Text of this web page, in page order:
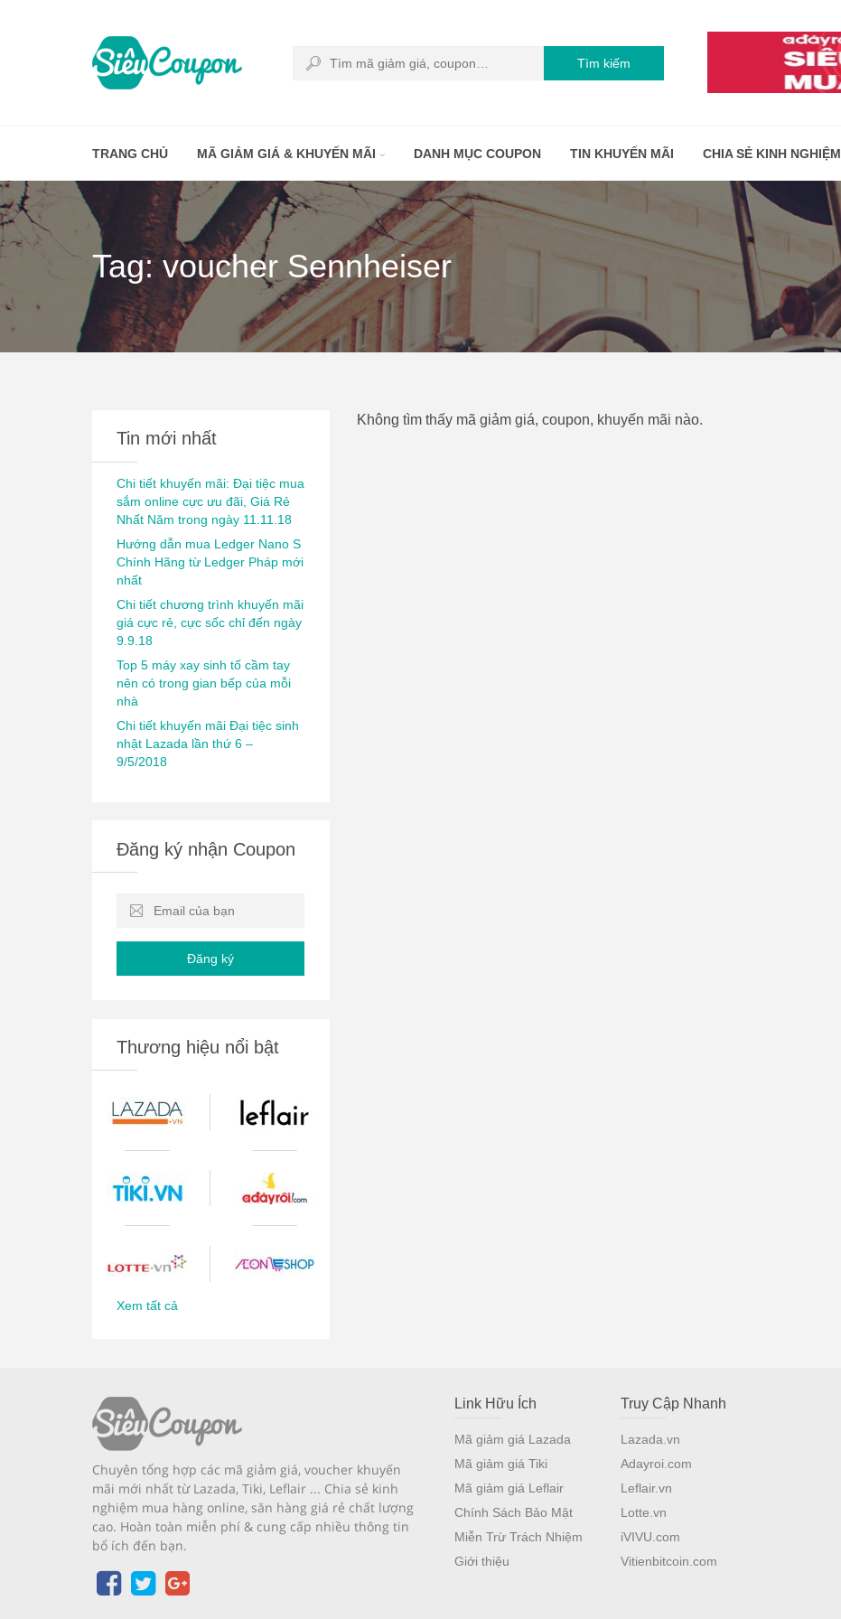
Tìm kiếm
TRANG CHỦ MÃ GIẢM GIÁ & KHUYẾN MÃI DANH MỤC COUPON TIN KHUYẾN MÃI CHIA SẺ KINH NGHIỆM
Tag: voucher Sennheiser
Tin mới nhất
Chi tiết khuyến mãi: Đại tiệc mua
sắm online cực ưu đãi, Giá Rẻ
Nhất Năm trong ngày 11.11.18
Hướng dẫn mua Ledger Nano S
Chính Hãng từ Ledger Pháp mới
nhất
Chi tiết chương trình khuyến mãi
giá cực rẻ, cực sốc chỉ đến ngày
9.9.18
Top 5 máy xay sinh tố cầm tay
nên có trong gian bếp của mỗi
nhà
Chi tiết khuyến mãi Đại tiệc sinh
nhật Lazada lần thứ 6 –
9/5/2018
Đăng ký nhận Coupon
Đăng ký
Thương hiệu nổi bật
Xem tất cả
Không tìm thấy mã giảm giá, coupon, khuyến mãi nào.
Chuyên tổng hợp các mã giảm giá, voucher khuyến
mãi mới nhất từ Lazada, Tiki, Leflair ... Chia sẻ kinh
nghiệm mua hàng online, săn hàng giá rẻ chất lượng
cao. Hoàn toàn miễn phí & cung cấp nhiều thông tin
bổ ích đến bạn.
Link Hữu Ích
Mã giảm giá Lazada
Mã giảm giá Tiki
Mã giảm giá Leflair
Chính Sách Bảo Mật
Miễn Trừ Trách Nhiệm
Giới thiệu
Truy Cập Nhanh
Lazada.vn
Adayroi.com
Leflair.vn
Lotte.vn
iVIVU.com
Vitienbitcoin.com